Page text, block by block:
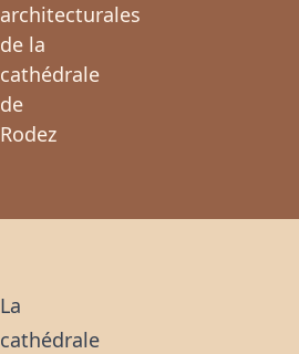
architecturales
de la
cathédrale
de
Rodez
La
cathédrale